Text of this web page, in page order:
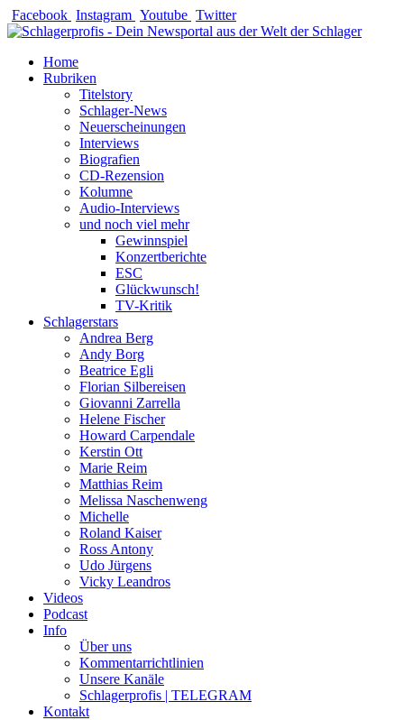
Zum
Inhalt
Facebook Instagram Youtube Twitter
Home
Rubriken
Titelstory
Schlager-News
Neuerscheinungen
Interviews
Biografien
CD-Rezension
Kolumne
Audio-Interviews
und noch viel mehr
Gewinnspiel
Konzertberichte
ESC
Glückwunsch!
TV-Kritik
Schlagerstars
Andrea Berg
Andy Borg
Beatrice Egli
Florian Silbereisen
Giovanni Zarrella
Helene Fischer
Howard Carpendale
Kerstin Ott
Marie Reim
Matthias Reim
Melissa Naschenweng
Michelle
Roland Kaiser
Ross Antony
Udo Jürgens
Vicky Leandros
Videos
Podcast
Info
Über uns
Kommentarrichtlinien
Unsere Kanäle
Schlagerprofis | TELEGRAM
Kontakt